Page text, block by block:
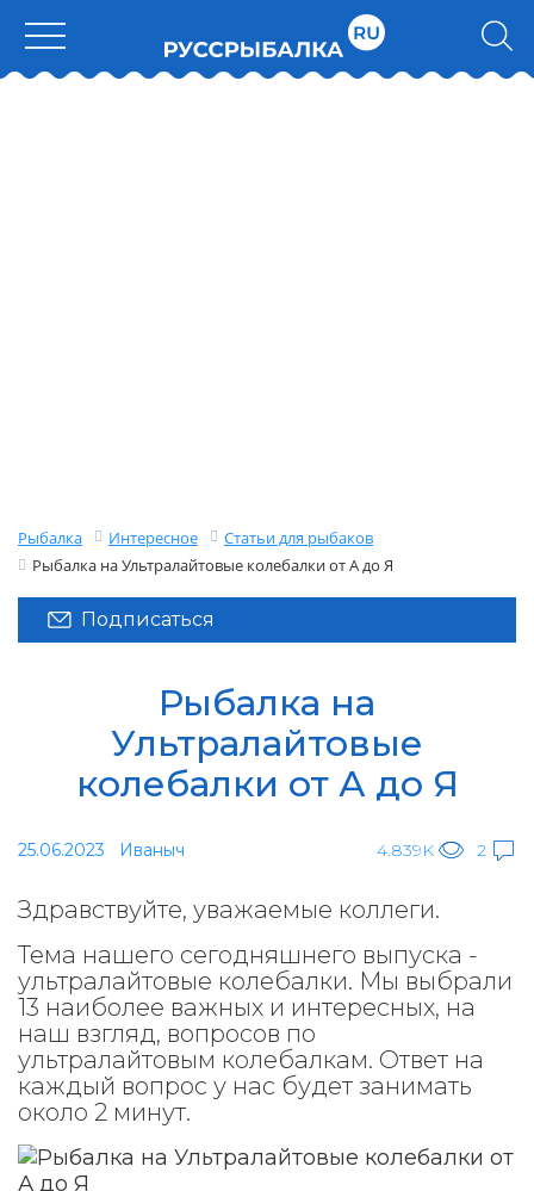
Рыбалка Интересное
Статьи для рыбаков
Рыбалка на Ультралайтовые колебалки от А до Я
Подписаться
Рыбалка на
Ультралайтовые
колебалки от А до Я
25.06.2023 Иваныч 4.839K 2
Здравствуйте, уважаемые коллеги.
Тема нашего сегодняшнего выпуска -
ультралайтовые колебалки. Мы выбрали
13 наиболее важных и интересных, на
наш взгляд, вопросов по
ультралайтовым колебалкам. Ответ на
каждый вопрос у нас будет занимать
около 2 минут.